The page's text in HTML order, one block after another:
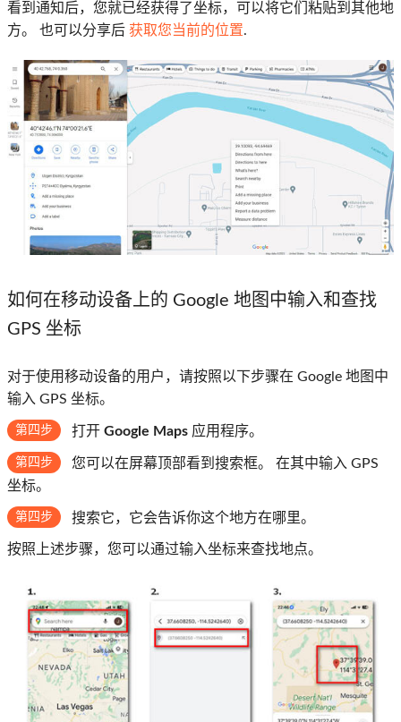
看到通知后，您就已经获得了坐标，可以将它们粘贴到其他地
方。 也可以分享后 获取您当前的位置.
如何在移动设备上的 Google 地图中输入和查找
GPS 坐标
对于使用移动设备的用户，请按照以下步骤在 Google 地图中
输入 GPS 坐标。
第四步 打开 Google Maps 应用程序。
第四步
您可以在屏幕顶部看到搜索框。 在其中输入 GPS
坐标。
第四步 搜索它，它会告诉你这个地方在哪里。
按照上述步骤，您可以通过输入坐标来查找地点。